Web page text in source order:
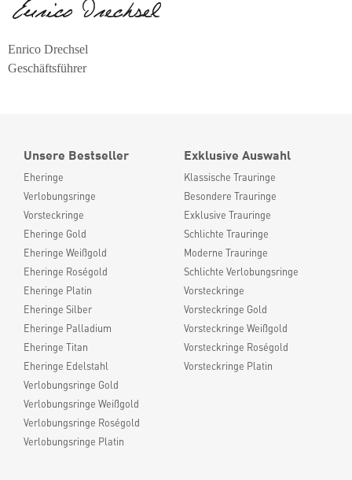
Enrico Drechsel
Geschäftsführer
Unsere Bestseller
Eheringe
Verlobungsringe
Vorsteckringe
Eheringe Gold
Eheringe Weißgold
Eheringe Roségold
Eheringe Platin
Eheringe Silber
Eheringe Palladium
Eheringe Titan
Eheringe Edelstahl
Verlobungsringe Gold
Verlobungsringe Weißgold
Verlobungsringe Roségold
Verlobungsringe Platin
Exklusive Auswahl
Klassische Trauringe
Besondere Trauringe
Exklusive Trauringe
Schlichte Trauringe
Moderne Trauringe
Schlichte Verlobungsringe
Vorsteckringe
Vorsteckringe Gold
Vorsteckringe Weißgold
Vorsteckringe Roségold
Vorsteckringe Platin